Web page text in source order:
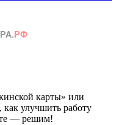
карты» или
как улучшить работу
— решим!